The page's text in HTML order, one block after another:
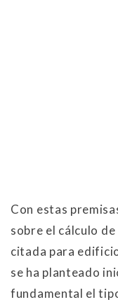
Con estas
sobre el cálculo
citada para
se ha planteado
fundamental el